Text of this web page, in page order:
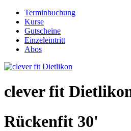
Terminbuchung
Kurse
Gutscheine
Einzeleintritt
Abos
clever fit
Rückenfit 30'